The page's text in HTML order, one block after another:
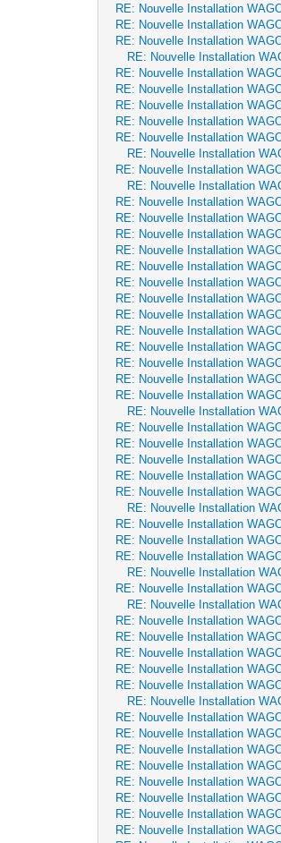
RE: Nouvelle Installation
RE: Nouvelle Installation
RE: Nouvelle Installation
RE: Nouvelle Installation
RE: Nouvelle Installation
RE: Nouvelle Installation
RE: Nouvelle Installation
RE: Nouvelle Installation
RE: Nouvelle Installation
RE: Nouvelle Installation
RE: Nouvelle Installation
RE: Nouvelle Installation
RE: Nouvelle Installation
RE: Nouvelle Installation
RE: Nouvelle Installation
RE: Nouvelle Installation
RE: Nouvelle Installation
RE: Nouvelle Installation
RE: Nouvelle Installation
RE: Nouvelle Installation
RE: Nouvelle Installation
RE: Nouvelle Installation
RE: Nouvelle Installation
RE: Nouvelle Installation
RE: Nouvelle Installation
RE: Nouvelle Installation
RE: Nouvelle Installation
RE: Nouvelle Installation
RE: Nouvelle Installation
RE: Nouvelle Installation
RE: Nouvelle Installation
RE: Nouvelle Installation
RE: Nouvelle Installation
RE: Nouvelle Installation
RE: Nouvelle Installation
RE: Nouvelle Installation
RE: Nouvelle Installation
RE: Nouvelle Installation
RE: Nouvelle Installation
RE: Nouvelle Installation
RE: Nouvelle Installation
RE: Nouvelle Installation
RE: Nouvelle Installation
RE: Nouvelle Installation
RE: Nouvelle Installation
RE: Nouvelle Installation
RE: Nouvelle Installation
RE: Nouvelle Installation
RE: Nouvelle Installation
RE: Nouvelle Installation
RE: Nouvelle Installation
RE: Nouvelle Installation